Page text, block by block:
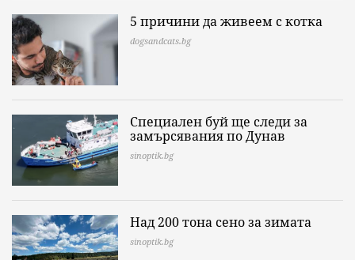
5 причини да живеем с котка
dogsandcats.bg
Специален буй ще следи за
замърсявания по Дунав
sinoptik.bg
Над 200 тона сено за зимата
sinoptik.bg